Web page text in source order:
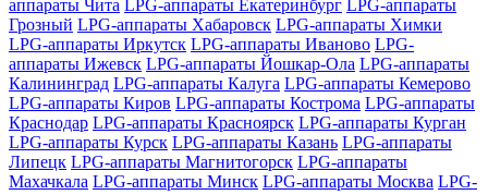
аппараты Чита LPG-аппараты Екатеринбург LPG-аппараты
Грозный LPG-аппараты Хабаровск LPG-аппараты Химки
LPG-аппараты Иркутск LPG-аппараты Иваново LPG-
аппараты Ижевск LPG-аппараты Йошкар-Ола LPG-аппараты
Калининград LPG-аппараты Калуга LPG-аппараты Кемерово
LPG-аппараты Киров LPG-аппараты Кострома LPG-аппараты
Краснодар LPG-аппараты Красноярск LPG-аппараты Курган
LPG-аппараты Курск LPG-аппараты Казань LPG-аппараты
Липецк LPG-аппараты Магнитогорск LPG-аппараты
Махачкала LPG-аппараты Минск LPG-аппараты Москва LPG-